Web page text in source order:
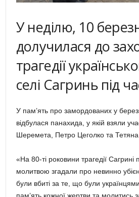
У неділю, 10
долучилася до
трагедії
селі Сагринь під
У пам’ять про замордованих у
відбулася панахида, у якій взяли
Шеремета, Петро Цеголко та
«На 80-ті роковини трагедії Сагрині
молитвою згадали про невинно
були вбиті за те, що були